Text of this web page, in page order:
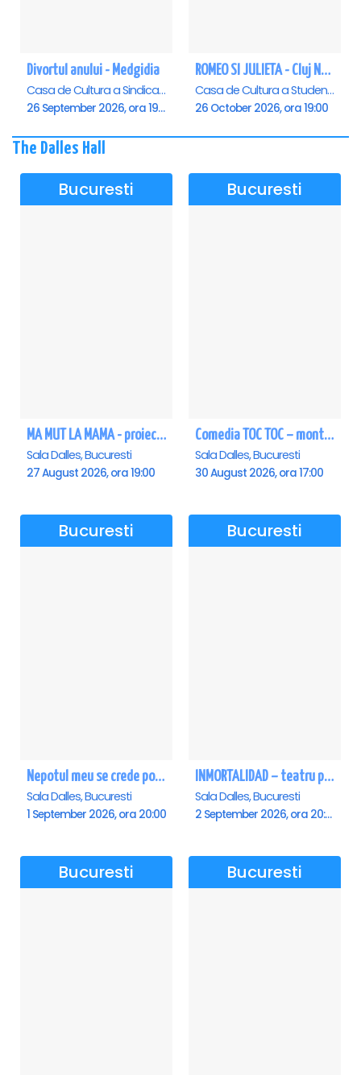
Divortul anului - Medgidia
Casa de Cultura a Sindicatelor Lucian Grigorescu, Medgidia
26 September 2026, ora 19:00
ROMEO SI JULIETA - Cluj Napoca
Casa de Cultura a Studentilor Dumitru Farcas, Cluj-Napoca
26 October 2026, ora 19:00
The Dalles Hall
Bucuresti
MA MUT LA MAMA - proiectie film Dalles
Sala Dalles, Bucuresti
27 August 2026, ora 19:00
Bucuresti
Comedia TOC TOC – montarea originală
Sala Dalles, Bucuresti
30 August 2026, ora 17:00
Bucuresti
Nepotul meu se crede poet - Sala Dalles
Sala Dalles, Bucuresti
1 September 2026, ora 20:00
Bucuresti
INMORTALIDAD – teatru poetic cu Magda Catone & Maxim Belciug
Sala Dalles, Bucuresti
2 September 2026, ora 20:00
Bucuresti Bucuresti